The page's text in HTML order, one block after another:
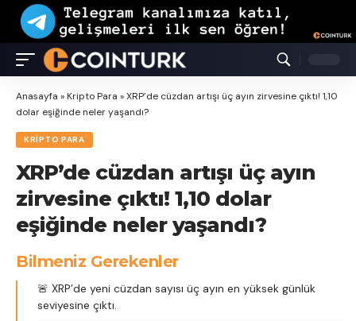
Anasayfa »Kripto Para »XRP’de cüzdan artışı üç ayın zirvesine çıktı! 1,10
dolar eşiğinde neler yaşandı?
KRIPTO PARA
XRP’de cüzdan artışı üç ayın
zirvesine çıktı! 1,10 dolar
eşiğinde neler yaşandı?
Bilmeniz Gerekenler
🚨 XRP’de yeni cüzdan sayısı üç ayın en yüksek günlük
seviyesine çıktı.